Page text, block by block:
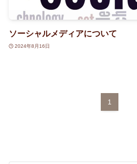
ソーシャルメディアについて
2024年8月16日
1